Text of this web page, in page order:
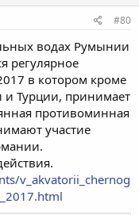
#80
водах Румынии
регулярное
в котором кроме
Турции, принимает
противоминная
участие
v_akvatorii_chernog